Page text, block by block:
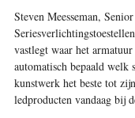
Steven Meesseman,
vastlegt waar het
automatisch bepaald welk
kunstwerk het beste tot
ledproducten vandaag bij